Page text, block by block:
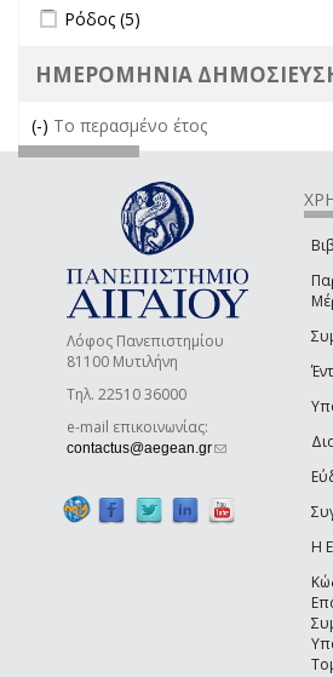
Apply Ρόδος filter
Ρόδος (5)
ΗΜΕΡΟΜΗΝΙΑ
(-) Remove Το περασμένο έτος filter
Το περασμένο έτος
Λόφος Πανεπιστημίου
81100 Μυτιλήνη
Τηλ. 22510 36000
e-mail επικοινωνίας:
contactus@aegean.gr(link sends e-mail)
Η